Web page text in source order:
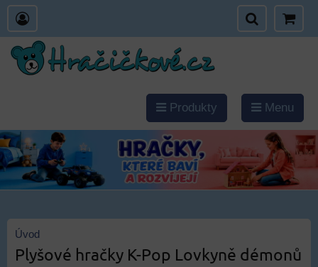
Produkty Menu
Úvod
Plyšové hračky K-Pop Lovkyně démonů